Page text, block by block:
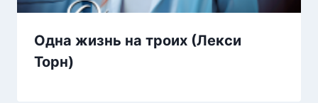
Одна жизнь на троих (Лекси
Торн)